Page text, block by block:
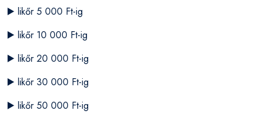
▶️ likőr 5 000 Ft-ig
▶️ likőr 10 000 Ft-ig
▶️ likőr 20 000 Ft-ig
▶️ likőr 30 000 Ft-ig
▶️ likőr 50 000 Ft-ig